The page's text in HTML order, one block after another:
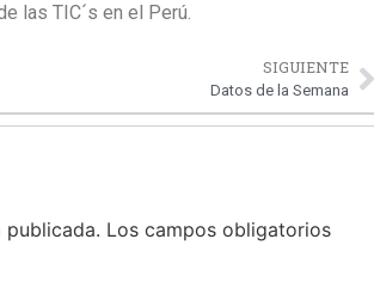
las TIC´s en el Perú.
SIGUIENTE
Datos de la Semana
Los campos obligatorios